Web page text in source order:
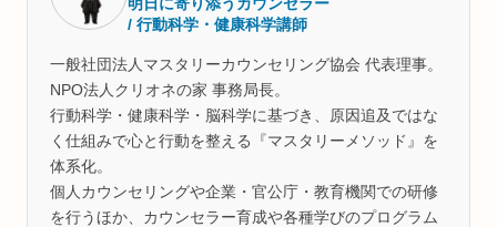
明日に寄り添うカウンセラー
/ 行動科学・健康科学講師
一般社団法人マスタリーカウンセリング協会 代表理事。
NPO法人クリオネの家 事務局長。
行動科学・健康科学・脳科学に基づき、原因追及ではな
く仕組みで心と行動を整える『マスタリーメソッド』を
体系化。
個人カウンセリングや企業・官公庁・教育機関での研修
を行うほか、カウンセラー育成や各種学びのプログラム